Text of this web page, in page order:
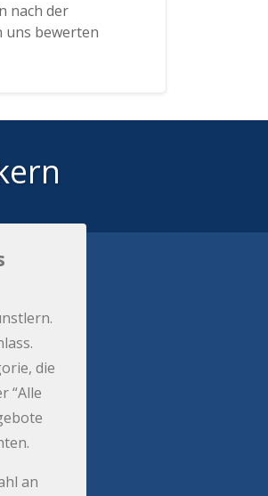
nach der
uns bewerten
die
“Alle
an